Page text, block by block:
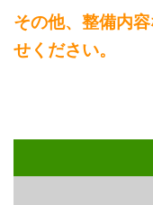
その他、整備内
せください。